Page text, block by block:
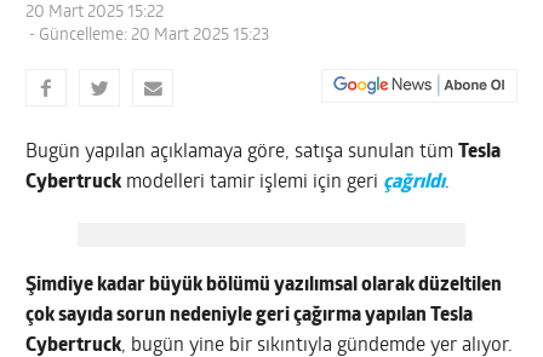
20 Mart 2025 15:22
- Güncelleme: 20 Mart 2025 15:23
Bugün yapılan açıklamaya göre, satışa sunulan tüm
Tesla
Cybertruck modelleri tamir işlemi için geri çağrıldı.
Şimdiye kadar büyük bölümü yazılımsal olarak düzeltilen
çok sayıda sorun nedeniyle geri çağırma yapılan Tesla
Cybertruck, bugün yine bir sıkıntıyla gündemde yer alıyor.